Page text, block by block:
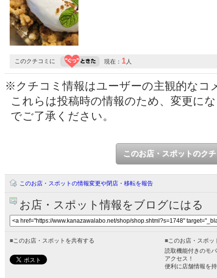
このクチコミに 現在： 1人
※クチコミ情報はユーザーの主観的なコ
これらは投稿時の情報のため、変更に
でご了承ください。
このお店・スポットのク
このお店・スポットの情報変更や閉店・移転を報告
お店・スポット情報をブログにはる
■このお店・スポットを共有する ■このお店・スポッ
読取機能付きのモ
アクセス！
便利に店舗情報を